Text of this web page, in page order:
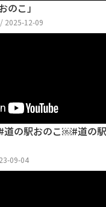
のこ」
2025-12-09
道の駅おのこ￼#道の
09-04